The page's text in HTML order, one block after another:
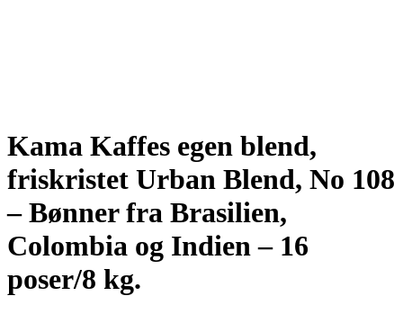
Kama Kaffes egen blend,
friskristet Urban Blend, No 108
– Bønner fra Brasilien,
Colombia og Indien – 16
poser/8 kg.